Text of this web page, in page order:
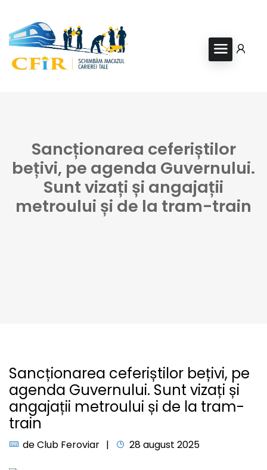
Sancționarea ceferiștilor
bețivi, pe agenda Guvernului.
Sunt vizați și angajații
metroului și de la tram-train
Sancționarea ceferiștilor bețivi, pe
agenda Guvernului. Sunt vizați și
angajații metroului și de la tram-
train
deClub Feroviar 28 august 2025